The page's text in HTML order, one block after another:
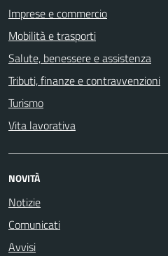
Imprese e commercio
Mobilità e trasporti
Salute, benessere e assistenza
Tributi, finanze e contravvenzioni
Turismo
Vita lavorativa
NOVITÀ
Notizie
Comunicati
Avvisi